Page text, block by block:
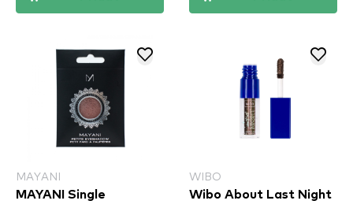
MAYANI
MAYANI Single
WIBO
Wibo About Last Night